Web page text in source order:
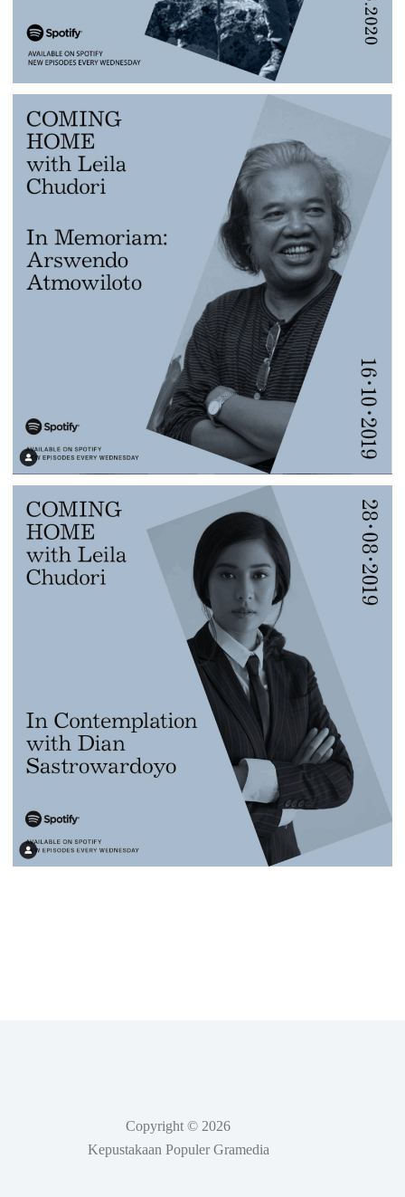
Copyright © 2026
Kepustakaan Populer Gramedia